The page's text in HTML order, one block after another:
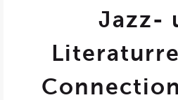
Jazz-